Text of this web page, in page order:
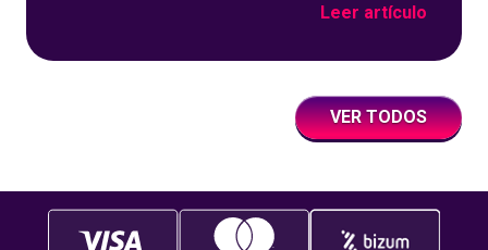
Leer artículo
VER TODOS